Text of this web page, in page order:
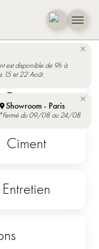
×
est disponible de 9h à
15 et 22 Août.
×
Showroom - Paris
*Fermé du 09/08 au 24/08
& Designer
Estezza
Ciment
Entretien